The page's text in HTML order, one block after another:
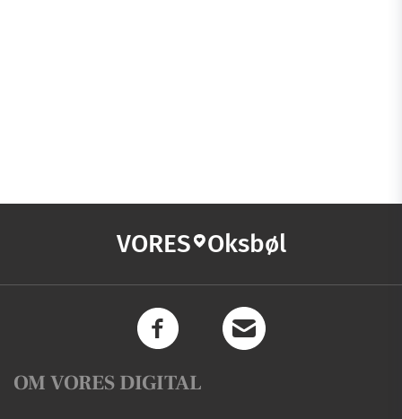
VORES Oksbøl
OM VORES DIGITAL